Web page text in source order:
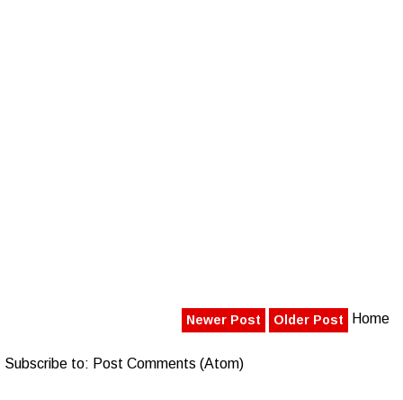
Newer Post Older Post Home
Subscribe to: Post Comments (Atom)